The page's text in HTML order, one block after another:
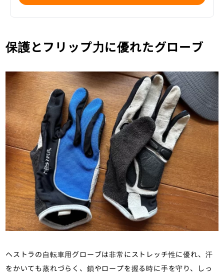
保護とフリップ力に優れたグローブ
ヘストラの自転車用グローブは非常にストレッチ性に優れ、汗
をかいても蒸れづらく、鎖やロープを握る時に手を守り、しっ